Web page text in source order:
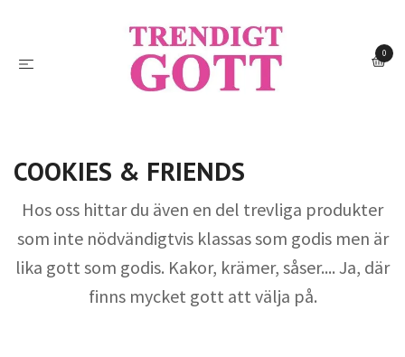
0
COOKIES & FRIENDS
Hos oss hittar du även en del trevliga produkter
som inte nödvändigtvis klassas som godis men är
lika gott som godis. Kakor, krämer, såser.... Ja, där
finns mycket gott att välja på.